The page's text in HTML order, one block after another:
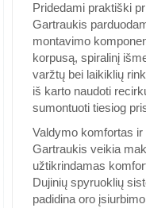
Pridedami praktiški
Gartraukis
montavimo
korpusą, spiralinį
varžtų bei laikiklių
iš karto naudoti
sumontuoti tiesiog
Valdymo komfortas ir
Gartraukis veikia
užtikrindamas
Dujinių spyruoklių
padidina oro